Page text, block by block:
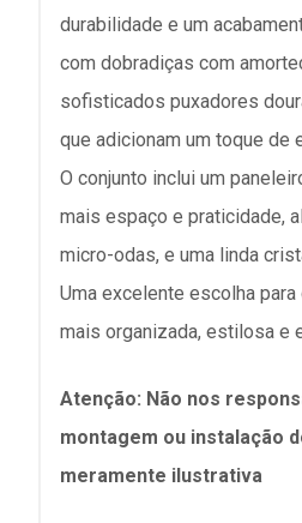
durabilidade e um
com dobradiças com
sofisticados puxadores
que adicionam um toque de
O conjunto inclui um
mais espaço e praticidade,
micro-odas, e uma linda
Uma excelente escolha
mais organizada, estilosa e
Atenção: Não nos
montagem ou instalação
meramente ilustrativa